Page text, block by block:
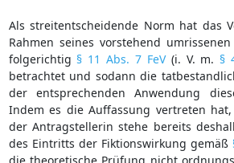
Als streitentscheidende Norm hat das
Rahmen seines vorstehend
folgerichtig § 11 Abs. 7 FeV(i. V. m. §
betrachtet und sodann die
der entsprechenden Anwendung
Indem es die Auffassung vertreten
der Antragstellerin stehe bereits
des Eintritts der Fiktionswirkung gemäß
die theoretische Prüfung nicht